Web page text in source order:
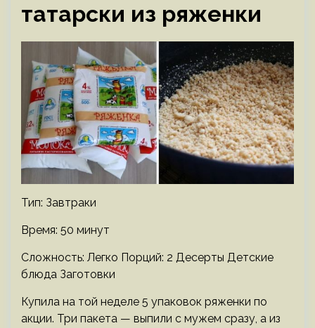
татарски из ряженки
Тип: Завтраки
Время: 50 минут
Сложность: Легко Порций: 2 Десерты Детские
блюда Заготовки
Купила на той неделе 5 упаковок ряженки по
акции. Три пакета — выпили с мужем сразу, а из